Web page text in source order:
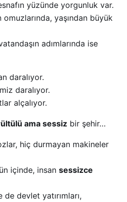
yüzünde yorgunluk var.
yaşından büyük
adımlarında ise
daralıyor.
daralıyor.
alçalıyor.
ama sessiz bir şehir…
hiç durmayan makineler
içinde, insan sessizce
devlet yatırımları,